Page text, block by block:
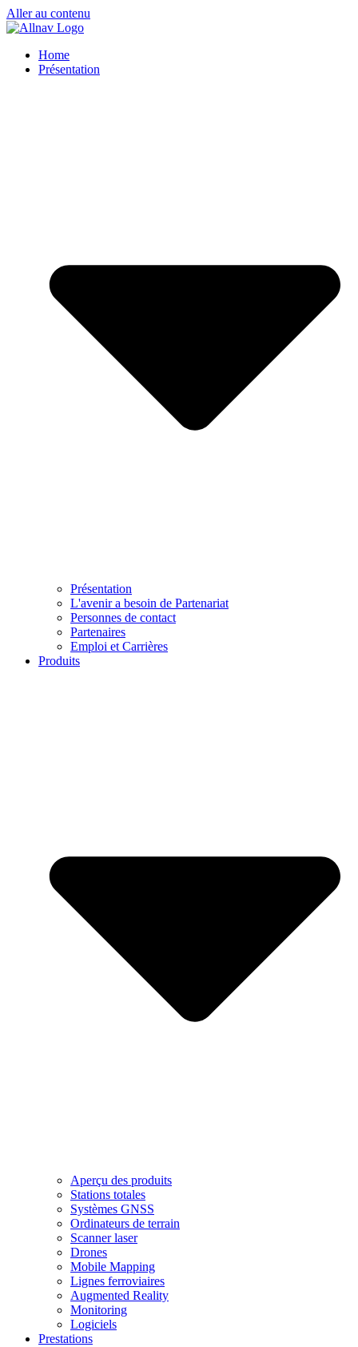
Aller au contenu
Home
Présentation
Présentation
L'avenir a besoin de Partenariat
Personnes de contact
Partenaires
Emploi et Carrières
Produits
Aperçu des produits
Stations totales
Systèmes GNSS
Ordinateurs de terrain
Scanner laser
Drones
Mobile Mapping
Lignes ferroviaires
Augmented Reality
Monitoring
Logiciels
Prestations